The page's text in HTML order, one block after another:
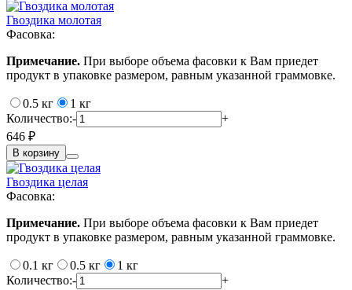
Гвоздика молотая
Фасовка:
Примечание. При выборе объема фасовки к Вам приедет
продукт в упаковке размером, равным указанной граммовке.
0.5 кг
1 кг
Количество:-
+
646 ₽
В корзину
Гвоздика целая
Фасовка:
Примечание. При выборе объема фасовки к Вам приедет
продукт в упаковке размером, равным указанной граммовке.
0.1 кг 0.5 кг
1 кг
Количество:-
+